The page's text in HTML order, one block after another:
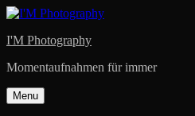
Skip
content
I'M Photography
Momentaufnahmen für immer
Menu